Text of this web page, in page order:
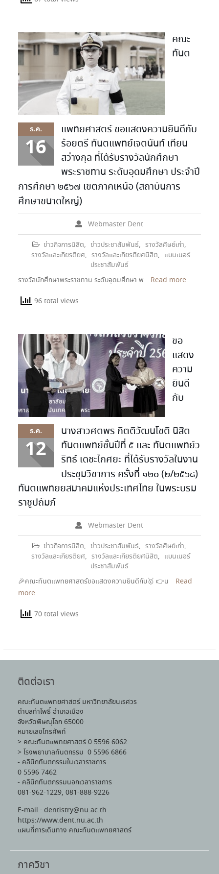
ธ.ค.
16
คณะ
ทันต
แพทยศาสตร์ ขอแสดงความยินดีกับ
ร้อยตรี ทันตแพทย์เจตนันท์ เทียน
สว่างกุล ที่ได้รับรางวัลนักศึกษา
พระราชทาน ระดับอุดมศึกษา ประจำปี
การศึกษา ๒๕๖๗ เขตภาคเหนือ (สถาบันการ
ศึกษาขนาดใหญ่)
Webmaster Dent
ข่าวกิจการนิสิต, ข่าวประชาสัมพันธ์, รางวัลศิษย์เก่า,
รางวัลและเกียรติยศ, รางวัลและเกียรติยศนิสิต, แบนเนอร์
ประชาสัมพันธ์
รางวัลนักศึกษาพระราชทาน ระดับอุดมศึกษา พ
Read more
96 total views
ธ.ค.
12
ขอ
แสดง
ความ
ยินดี
กับ
นางสาวศตพร กิตติวัฒนโชติ นิสิต
ทันตแพทย์ชั้นปีที่ ๕ และ ทันตแพทย์ว
ริทธ์ เดชะไกศยะ ที่ได้รับรางวัลในงาน
ประชุมวิชาการ ครั้งที่ ๑๒๐ (๒/๒๕๖๘)
ทันตแพทยยสมาคมแห่งประเทศไทย ในพระบรม
ราชูปถัมภ์
Webmaster Dent
ข่าวกิจการนิสิต, ข่าวประชาสัมพันธ์, รางวัลศิษย์เก่า,
รางวัลและเกียรติยศ, รางวัลและเกียรติยศนิสิต, แบนเนอร์
ประชาสัมพันธ์
🎉คณะทันตแพทยศาสตร์ขอแสดงความยินดีกับ🥇 👉น
Read
more
70 total views
ติดต่อเรา
คณะทันตแพทยศาสตร์ มหาวิทยาลัยนเรศวร
ตำบลท่าโพธิ์ อำเภอเมือง
จังหวัดพิษณุโลก 65000
หมายเลขโทรศัพท์
> คณะทันตแพทยศาสตร์ 0 5596 6062
> โรงพยาบาลทันตกรรม 0 5596 6866
- คลินิกทันตกรรมในเวลาราชการ
0 5596 7462
- คลินิกทันตกรรมนอกเวลาราชการ
081-962-1229, 081-888-9226
E-mail : dentistry@nu.ac.th
https://www.dent.nu.ac.th
แผนที่การเดินทาง คณะทันตแพทยศาสตร์
ภาควิชา